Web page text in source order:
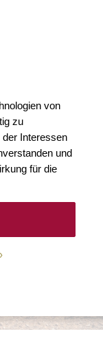
von
zu
Interessen
und
für die
springen
Anfang der